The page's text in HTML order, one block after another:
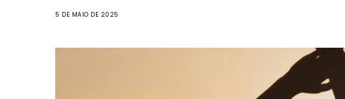
5 DE MAIO DE 2025